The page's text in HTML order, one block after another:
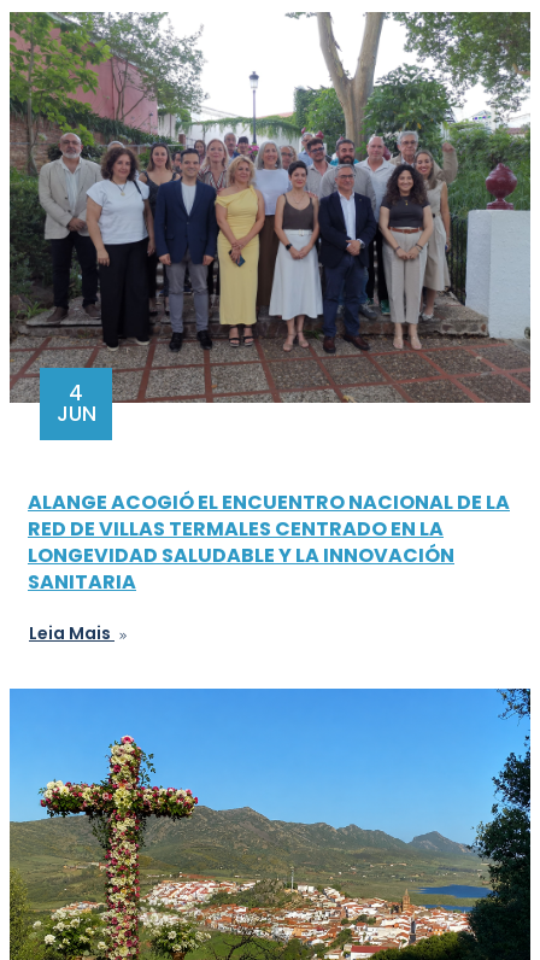
4
JUN
ALANGE ACOGIÓ EL ENCUENTRO NACIONAL DE LA
RED DE VILLAS TERMALES CENTRADO EN LA
LONGEVIDAD SALUDABLE Y LA INNOVACIÓN
SANITARIA
Leia Mais